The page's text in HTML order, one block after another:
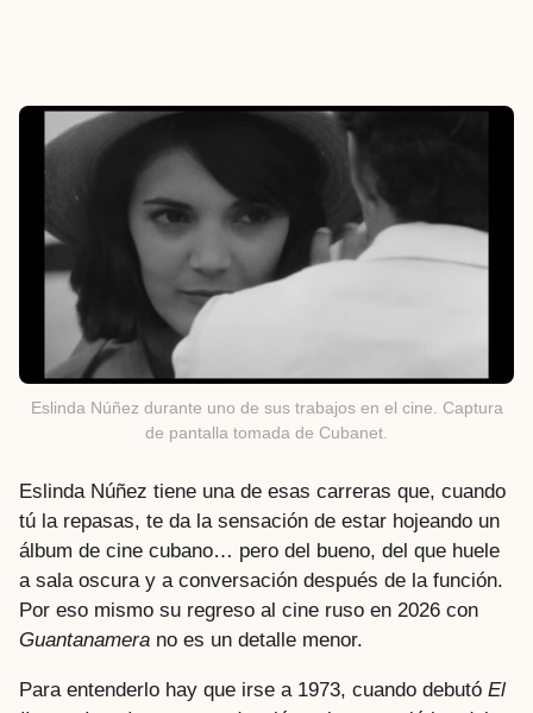
Eslinda Núñez durante uno de sus trabajos en el cine. Captura
de pantalla tomada de Cubanet.
Eslinda Núñez tiene una de esas carreras que, cuando
tú la repasas, te da la sensación de estar hojeando un
álbum de cine cubano… pero del bueno, del que huele
a sala oscura y a conversación después de la función.
Por eso mismo su regreso al cine ruso en 2026 con
Guantanamera no es un detalle menor.
Para entenderlo hay que irse a 1973, cuando debutó El